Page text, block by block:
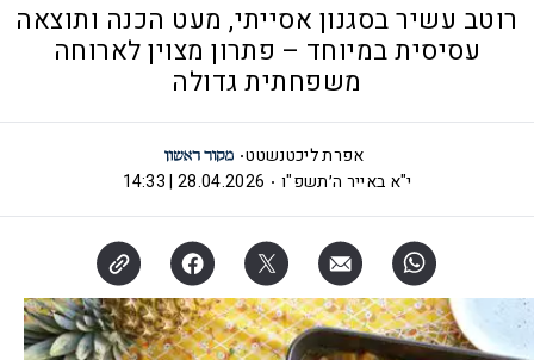
רוטב עשיר בסגנון אסייתי, מעט הכנה ותוצאה
עסיסית במיוחד – פתרון מצוין לארוחה
משפחתית גדולה
אפרת ליכטנשטט
י"א באייר ה׳תשפ"ו
28.04.2026 | 14:33